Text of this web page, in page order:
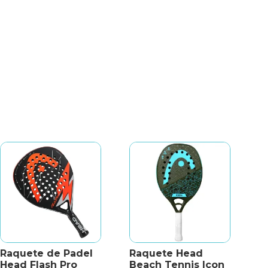
Raquete de Padel
Head Flash Pro
Raquete Head
Beach Tennis Icon